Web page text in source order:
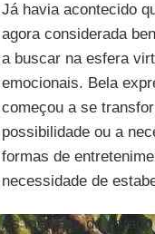
Já havia acontecido
agora considerada
a buscar na esfera
emocionais. Bela
começou a se
possibilidade ou a
formas de
necessidade de
As medidas do